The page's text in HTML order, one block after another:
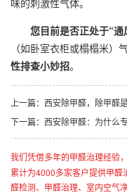
味的刺激性气体。
您目前是否正处于“通
（如卧室衣柜或榻榻米）
性排查小妙招。
上一篇： 西安除甲醛，除甲醛
下一篇： 西安除甲醛：为什么
我们凭借多年的甲醛治理经验
累计为4000多家客户提供甲醛
醛检测、甲醛治理、室内空气